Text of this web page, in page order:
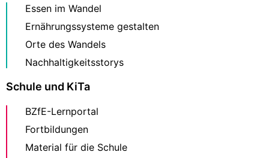
Essen im Wandel
Ernährungssysteme gestalten
Orte des Wandels
Nachhaltigkeitsstorys
Schule und KiTa
BZfE-Lernportal
Fortbildungen
Material für die Schule